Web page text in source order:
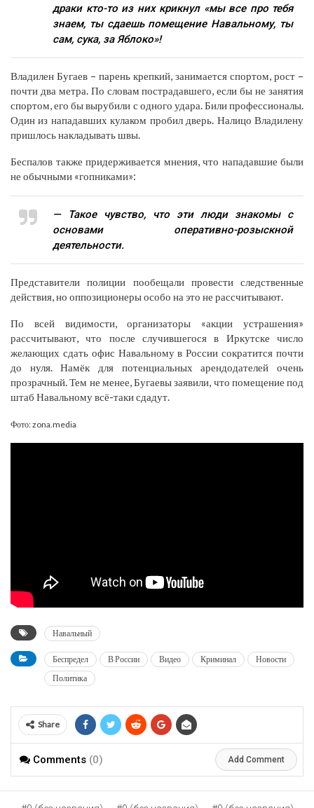
драки кто-то из них крикнул «мы все про тебя
знаем, ты сдаешь помещение Навальному, ты
сам, сука, за Яблоко»!
Владилен Бугаев – парень крепкий, занимается спортом, рост –
почти два метра. По словам пострадавшего, если бы не занятия
спортом, его бы вырубили с одного удара. Били профессионалы.
Один из нападавших кулаком пробил дверь. Налицо Владилену
пришлось накладывать швы.
Беспалов также придерживается мнения, что нападавшие были
не обычными «гопниками»:
— Такое чувство, что эти люди знакомы с
основами оперативно-розыскной
деятельности.
Представители полиции пообещали провести следственные
действия, но оппозиционеры особо на это не рассчитывают.
По всей видимости, организаторы «акции устрашения»
рассчитывают, что после случившегося в Иркутске число
желающих сдать офис Навальному в России сократится почти
до нуля. Намёк для потенциальных арендодателей очень
прозрачный. Тем не менее, Бугаевы заявили, что помещение под
штаб Навальному всё-таки сдадут.
Фото: zona.media
Навальный
Беспредел В России Видео Криминал
Новости
Политика
Share
Comments (0) Add Comment